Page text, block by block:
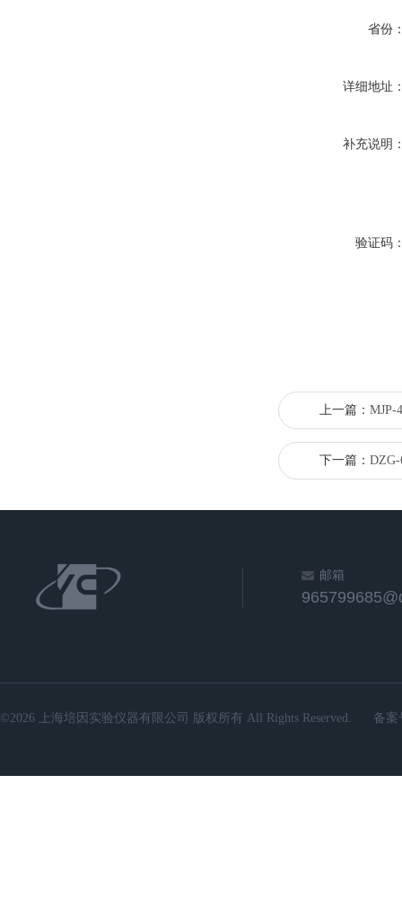
省份
详细地址
补充说明
验证码
上一篇： MJP-
下一篇：
邮箱
©2026 上海培因实验仪器有限公司 版权所有 All Rights Reserved. 备案